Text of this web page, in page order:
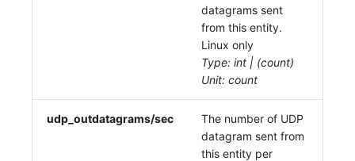
datagrams sent
from this entity.
Linux only
Type: int | (count)
Unit: count
udp_outdatagrams/sec
The number of UDP
datagram sent from
this entity per